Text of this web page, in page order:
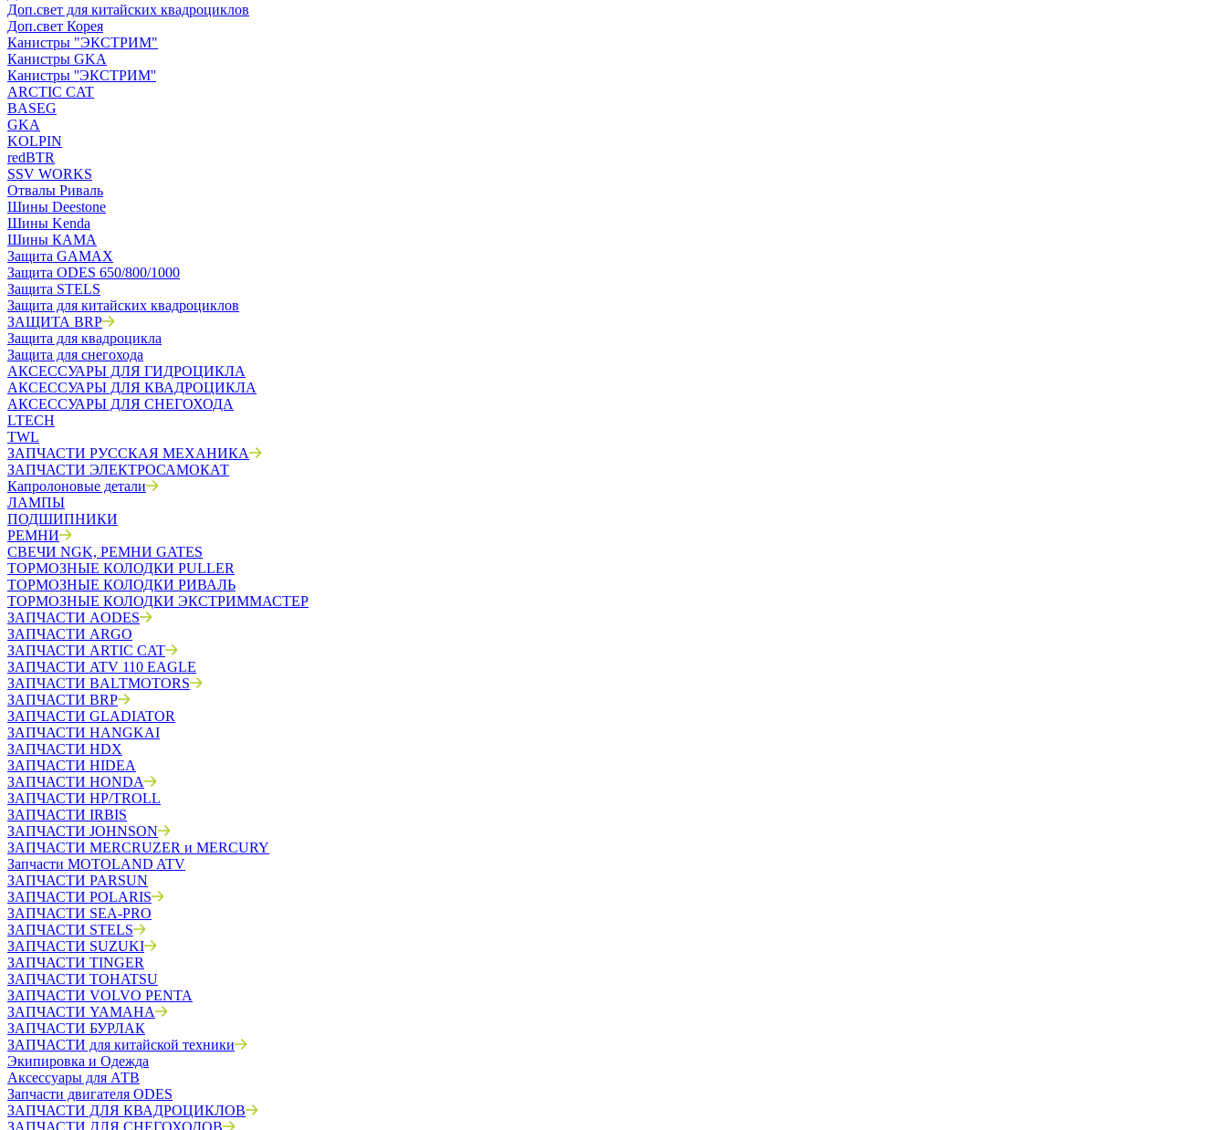
Доп.свет для китайских квадроциклов
Доп.свет Корея
Канистры "ЭКСТРИМ"
Канистры GKA
Канистры ''ЭКСТРИМ''
ARCTIC CAT
BASEG
GKA
KOLPIN
redBTR
SSV WORKS
Отвалы Риваль
Шины Deestone
Шины Kenda
Шины КАМА
Защита GAMAX
Защита ODES 650/800/1000
Защита STELS
Защита для китайских квадроциклов
ЗАЩИТА BRP
Защита для квадроцикла
Защита для снегохода
АКСЕССУАРЫ ДЛЯ ГИДРОЦИКЛА
АКСЕССУАРЫ ДЛЯ КВАДРОЦИКЛА
АКСЕССУАРЫ ДЛЯ СНЕГОХОДА
LTECH
TWL
ЗАПЧАСТИ РУССКАЯ МЕХАНИКА
ЗАПЧАСТИ ЭЛЕКТРОСАМОКАТ
Капролоновые детали
ЛАМПЫ
ПОДШИПНИКИ
РЕМНИ
СВЕЧИ NGK, РЕМНИ GATES
ТОРМОЗНЫЕ КОЛОДКИ PULLER
ТОРМОЗНЫЕ КОЛОДКИ РИВАЛЬ
ТОРМОЗНЫЕ КОЛОДКИ ЭКСТРИММАСТЕР
ЗАПЧАСТИ AODES
ЗАПЧАСТИ ARGO
ЗАПЧАСТИ ARTIC CAT
ЗАПЧАСТИ ATV 110 EAGLE
ЗАПЧАСТИ BALTMOTORS
ЗАПЧАСТИ BRP
ЗАПЧАСТИ GLADIATOR
ЗАПЧАСТИ HANGKAI
ЗАПЧАСТИ HDX
ЗАПЧАСТИ HIDEA
ЗАПЧАСТИ HONDA
ЗАПЧАСТИ HP/TROLL
ЗАПЧАСТИ IRBIS
ЗАПЧАСТИ JOHNSON
ЗАПЧАСТИ MERCRUZER и MERCURY
Запчасти MOTOLAND ATV
ЗАПЧАСТИ PARSUN
ЗАПЧАСТИ POLARIS
ЗАПЧАСТИ SEA-PRO
ЗАПЧАСТИ STELS
ЗАПЧАСТИ SUZUKI
ЗАПЧАСТИ TINGER
ЗАПЧАСТИ TOHATSU
ЗАПЧАСТИ VOLVO PENTA
ЗАПЧАСТИ YAMAHA
ЗАПЧАСТИ БУРЛАК
ЗАПЧАСТИ для китайской техники
Экипировка и Одежда
Аксессуары для АТВ
Запчасти двигателя ODES
ЗАПЧАСТИ ДЛЯ КВАДРОЦИКЛОВ
ЗАПЧАСТИ ДЛЯ СНЕГОХОДОВ